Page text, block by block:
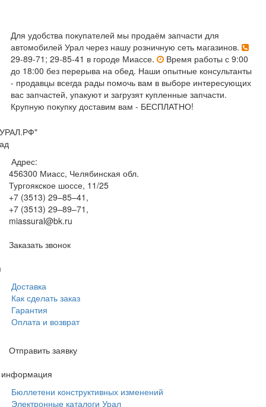
Для удобства покупателей мы продаём запчасти для
автомобилей Урал через нашу розничную сеть магазинов.
29-89-71; 29-85-41 в городе Миассе.
Время работы с 9:00
до 18:00 без перерыва на обед. Наши опытные консультанты
- продавцы всегда рады помочь вам в выборе интересующих
вас запчастей, упакуют и загрузят купленные запчасти.
Крупную покупку доставим вам - БЕСПЛАТНО!
Адрес:
456300 Миасс, Челябинская обл.
Тургоякское шоссе, 11/25
+7 (3513) 29–85–41 ,
+7 (3513) 29–89–71 ,
miassural@bk.ru
Заказать звонок
Доставка
Как сделать заказ
Гарантия
Оплата и возврат
Отправить заявку
информация
Бюллетени конструктивных изменений
Электронные каталоги Урал